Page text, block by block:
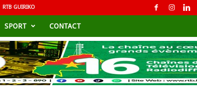
RTB GUIRIKO
SPORT CONTACT